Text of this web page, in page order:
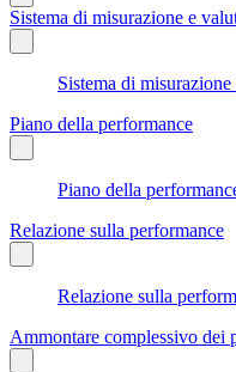
Sistema di misurazione e
Sistema di
Piano della performance
Piano della
Relazione sulla performance
Relazione sulla
Ammontare complessivo dei